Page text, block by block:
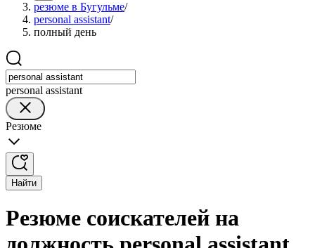
резюме в Бугульме/
personal assistant/
полный день
personal assistant
Резюме
Найти
Резюме соискателей на